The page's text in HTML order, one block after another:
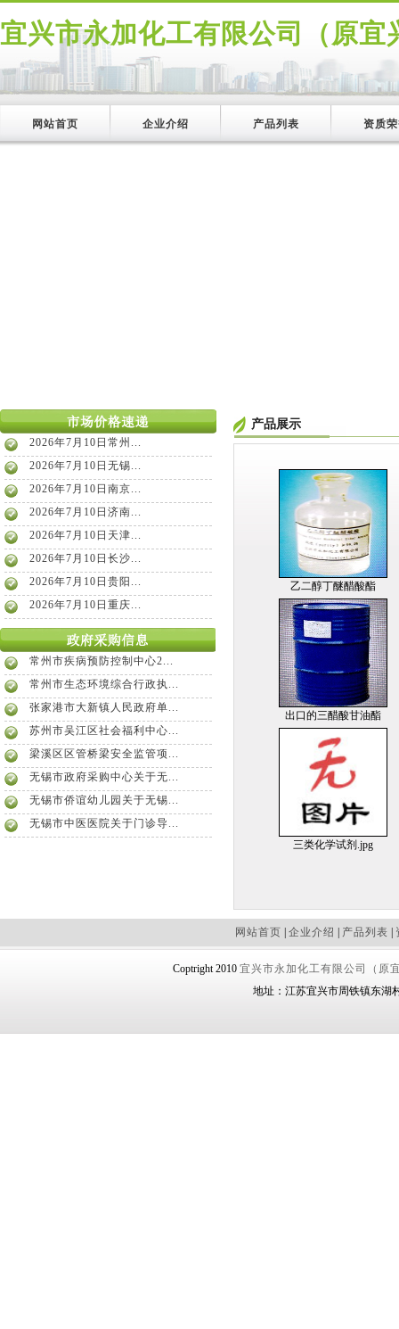
宜兴市永加化工有限公司（原宜
网站首页 企业介绍 产品列表 资质
2026年7月10日常州...
2026年7月10日无锡...
2026年7月10日南京...
2026年7月10日济南...
2026年7月10日天津...
2026年7月10日长沙...
2026年7月10日贵阳...
2026年7月10日重庆...
常州市疾病预防控制中心2...
常州市生态环境综合行政执...
张家港市大新镇人民政府单...
苏州市吴江区社会福利中心...
梁溪区区管桥梁安全监管项...
无锡市政府采购中心关于无...
无锡市侨谊幼儿园关于无锡...
无锡市中医医院关于门诊导...
产品展示
乙二醇丁醚醋酸酯
出口的三醋酸甘油酯
三类化学试剂.jpg
网站首页 企业介绍 产品列表
Coptright 2010 宜兴市永加化工有限公司（原
地址：江苏宜兴市周铁镇东湖